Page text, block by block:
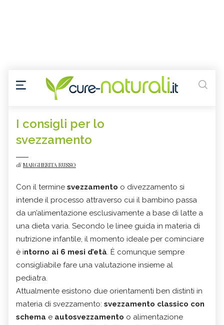
I consigli per lo
svezzamento
di MARGHERITA RUSSO
Con il termine svezzamento o divezzamento si
intende il processo attraverso cui il bambino passa
da un’alimentazione esclusivamente a base di latte a
una dieta varia. Secondo le linee guida in materia di
nutrizione infantile, il momento ideale per cominciare
è intorno ai 6 mesi d’età. È comunque sempre
consigliabile fare una valutazione insieme al
pediatra.
Attualmente esistono due orientamenti ben distinti in
materia di svezzamento: svezzamento classico con
schema e autosvezzamento o alimentazione